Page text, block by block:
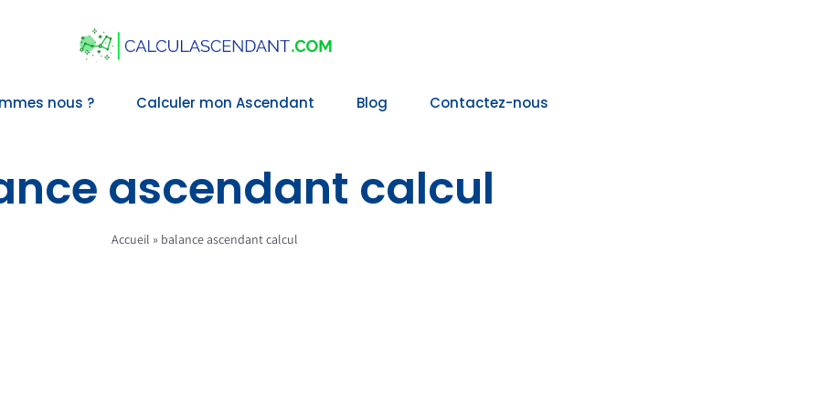
nous ? Calculer mon Ascendant Blog Contactez-nous
ascendant calcul
Accueil » balance ascendant calcul